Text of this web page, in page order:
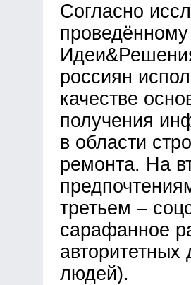
Согласно
проведённому
россиян
качестве
получения
в области
ремонта. На
третьем –
сарафанное
авторитетных
людей).